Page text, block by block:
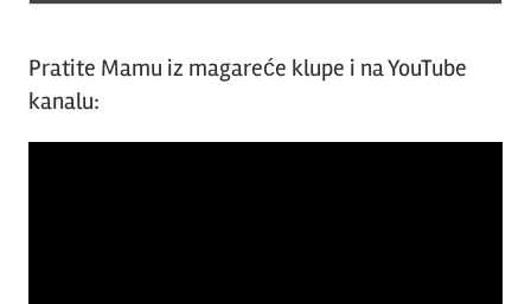
Pratite Mamu iz magareće klupe i na YouTube
kanalu: